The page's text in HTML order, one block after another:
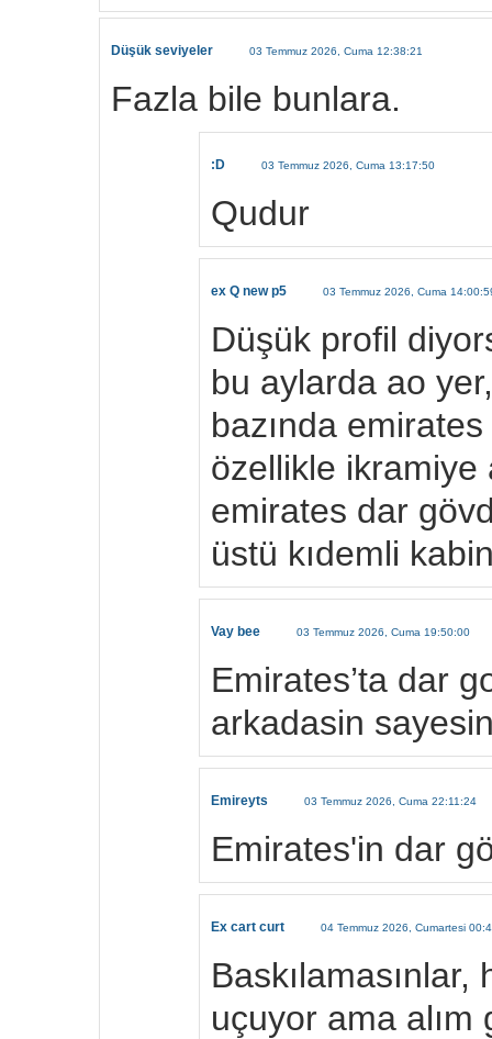
Düşük seviyeler 03 Temmuz 2026, Cuma 12:38:21
Fazla bile bunlara.
:D 03 Temmuz 2026, Cuma 13:17:50
Qudur
ex Q new p5 03 Temmuz 2026, Cuma
Düşük profil
bu aylarda ao
bazında
özellikle ikramiye
emirates dar
üstü kıdemli
Vay bee 03 Temmuz 2026, Cuma 19:50:00
Emirates’ta dar
arkadasin
Emireyts 03 Temmuz 2026, Cuma 22:11:24
Emirates'in dar
Ex cart curt 04 Temmuz 2026, Cumartesi
uçuyor ama alım